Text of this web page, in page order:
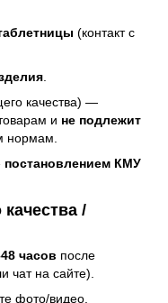
(контакт с
качества) —
и не подлежит
нормам.
постановлением КМУ
/
часов после
чат на сайте).
фото/видео.